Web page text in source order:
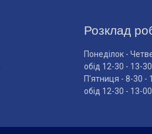
Розклад
Понеділок -
обід 12-30 - 13-30
П'ятниця - 8-30 -
обід 12-30 - 13-00